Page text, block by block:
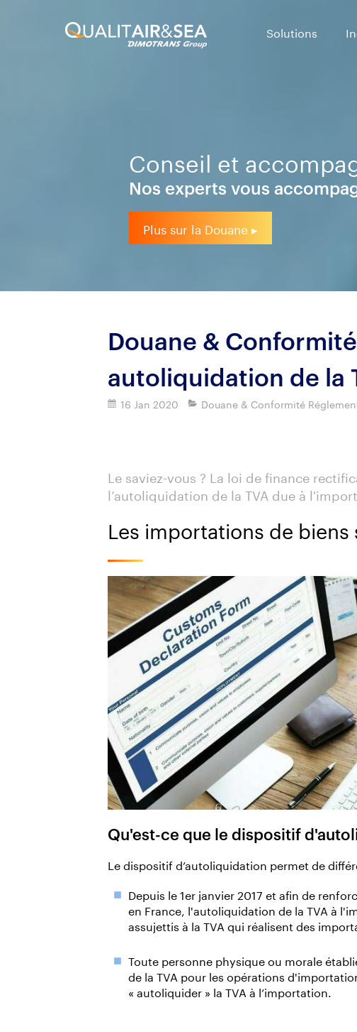
Solutions
Conseil et
Nos experts vous
Plus sur la Douane ▸
Douane &
autoliquidation de la
16 Jan 2020 Douane & Conformité
Le saviez-vous ? La loi de finance
l’autoliquidation de la TVA due à
Les importations de biens
Qu'est-ce que le dispositif
Le dispositif d’autoliquidation permet de
Depuis le 1er janvier 2017 et afin de
en France, l'autoliquidation de la TVA à
assujettis à la TVA qui réalisent des
Toute personne physique ou morale
de la TVA pour les opérations
« autoliquider » la TVA à l’importation.